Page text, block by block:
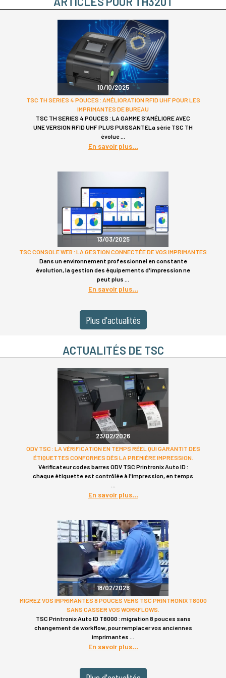
10/10/2025
TSC TH SERIES 4 POUCES : AMÉLIORATION RFID UHF POUR LES
IMPRIMANTES DE BUREAU
TSC TH SERIES 4 POUCES : LA GAMME S'AMÉLIORE AVEC
UNE VERSION RFID UHF PLUS PUISSANTELa série TSC TH
évolue
En savoir plus
13/03/2025
TSC CONSOLE WEB : LA GESTION CONNECTÉE DE VOS IMPRIMANTES
Dans un environnement professionnel en constante
évolution, la gestion des équipements d'impression ne
peut plus
En savoir plus
Plus d'actualités
ACTUALITÉS DE TSC
23/02/2026
ODV TSC : LA VÉRIFICATION EN TEMPS RÉEL QUI GARANTIT DES
ÉTIQUETTES CONFORMES DÈS LA PREMIÈRE IMPRESSION.
Vérificateur codes barres ODV TSC Printronix Auto ID :
chaque étiquette est contrôlée à l'impression, en temps
En savoir plus
18/02/2026
MIGREZ VOS IMPRIMANTES 8 POUCES VERS TSC PRINTRONIX T8000
SANS CASSER VOS WORKFLOWS.
TSC Printronix Auto ID T8000 : migration 8 pouces sans
changement de workflow, pour remplacer vos anciennes
imprimantes
En savoir plus